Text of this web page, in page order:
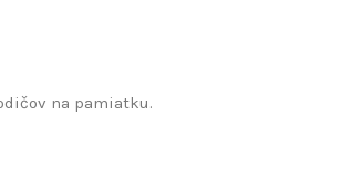
na pamiatku.